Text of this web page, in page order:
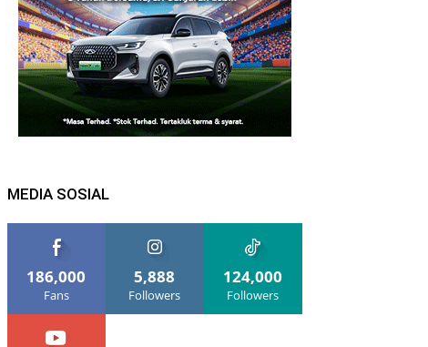
MEDIA SOSIAL
186,000
Fans
5,888
Followers
124,000
Followers